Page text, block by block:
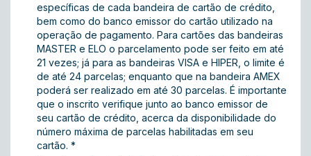
específicas de cada bandeira de cartão de crédito,
bem como do banco emissor do cartão utilizado na
operação de pagamento. Para cartões das bandeiras
MASTER e ELO o parcelamento pode ser feito em até
21 vezes; já para as bandeiras VISA e HIPER, o limite é
de até 24 parcelas; enquanto que na bandeira AMEX
poderá ser realizado em até 30 parcelas. É importante
que o inscrito verifique junto ao banco emissor de
seu cartão de crédito, acerca da disponibilidade do
número máxima de parcelas habilitadas em seu
cartão. *